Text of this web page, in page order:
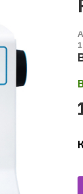
1